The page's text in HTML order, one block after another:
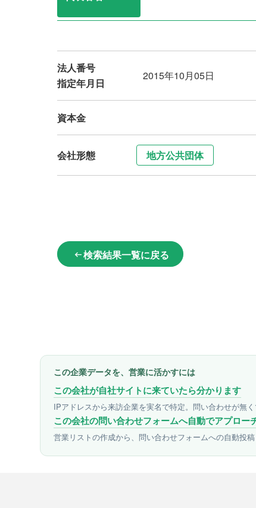
法人番号
指定年月日
2015年10月05日
資本金
会社形態 地方公共団体
arrow_left_alt検索結果一覧に戻る
この企業データを、営業に活かすには
この会社が自社サイトに来ていたら分かります
IPアドレスから来訪企業を実名で特定。問い合わせが無
この会社の問い合わせフォームへ自動でアプロー
営業リストの作成から、問い合わせフォームへの自動投稿